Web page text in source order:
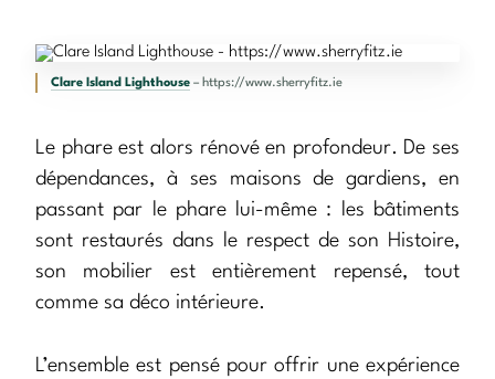
Clare Island Lighthouse – https://www.sherryfitz.ie
Le phare est alors rénové en profondeur. De ses
dépendances, à ses maisons de gardiens, en
passant par le phare lui-même : les bâtiments
sont restaurés dans le respect de son Histoire,
son mobilier est entièrement repensé, tout
comme sa déco intérieure.
L’ensemble est pensé pour offrir une expérience